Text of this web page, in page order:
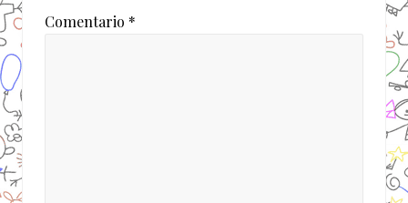
Comentario *